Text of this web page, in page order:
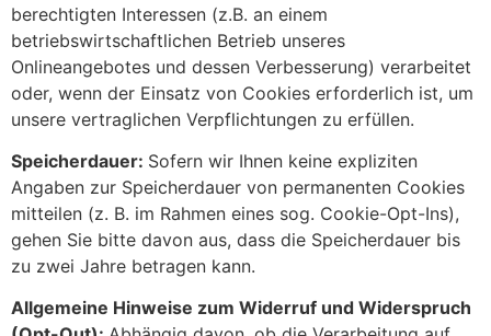
berechtigten Interessen (z.B. an einem
betriebswirtschaftlichen Betrieb unseres
Onlineangebotes und dessen Verbesserung) verarbeitet
oder, wenn der Einsatz von Cookies erforderlich ist, um
unsere vertraglichen Verpflichtungen zu erfüllen.
Speicherdauer: Sofern wir Ihnen keine expliziten
Angaben zur Speicherdauer von permanenten Cookies
mitteilen (z. B. im Rahmen eines sog. Cookie-Opt-Ins),
gehen Sie bitte davon aus, dass die Speicherdauer bis
zu zwei Jahre betragen kann.
Allgemeine Hinweise zum Widerruf und Widerspruch